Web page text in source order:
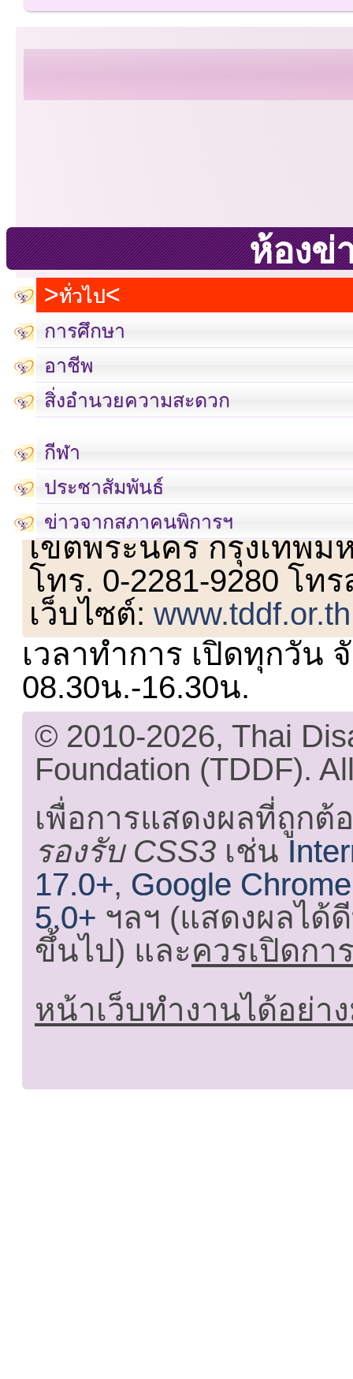
ห้องข่
ทั่วไป
การศึกษา
อาชีพ
สิ่งอำนวยความสะดวก
กีฬา
ประชาสัมพันธ์
ข่าวจากสภาคนพิการฯ
เลขที่ 23 ชั้น 2 ถนนวิ
เขตพระนคร กรุงเทพม
โทร. 0-2281-9280 โท
เว็บไซต์:www.tddf.or.th
เวลาทำการ เปิดทุกวัน
08.30น.-16.30น.
© 2010-2026, Thai
Foundation (TDDF).
เพื่อการแสดงผลที่ถูกต้
รองรับ CSS3 เช่น
17.0+, Google
5.0+ ฯลฯ (แสดงผลได้
ขึ้นไป) และควรเปิดกา
หน้าเว็บทำงานได้อย่า